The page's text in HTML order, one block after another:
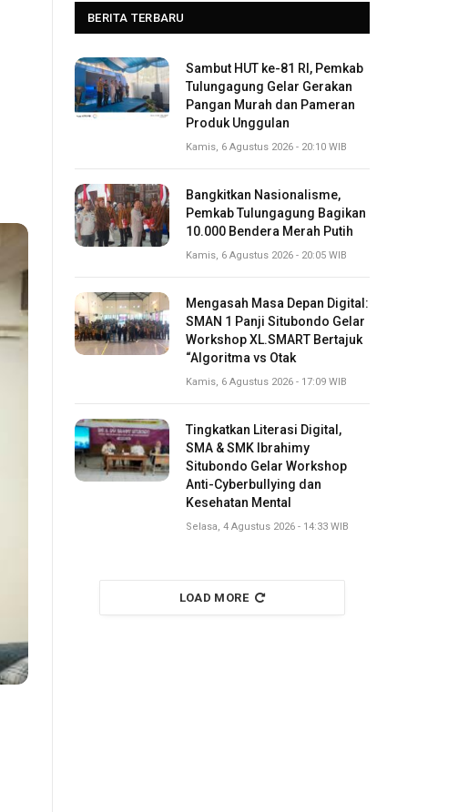
BERITA TERBARU
Sambut HUT ke-81 RI, Pemkab
Tulungagung Gelar Gerakan
Pangan Murah dan Pameran
Produk Unggulan
Kamis, 6 Agustus 2026 - 20:10 WIB
Bangkitkan Nasionalisme,
Pemkab Tulungagung Bagikan
10.000 Bendera Merah Putih
Kamis, 6 Agustus 2026 - 20:05 WIB
Mengasah Masa Depan Digital:
SMAN 1 Panji Situbondo Gelar
Workshop XL.SMART Bertajuk
“Algoritma vs Otak
Kamis, 6 Agustus 2026 - 17:09 WIB
Tingkatkan Literasi Digital,
SMA & SMK Ibrahimy
Situbondo Gelar Workshop
Anti-Cyberbullying dan
Kesehatan Mental
Selasa, 4 Agustus 2026 - 14:33 WIB
LOAD MORE